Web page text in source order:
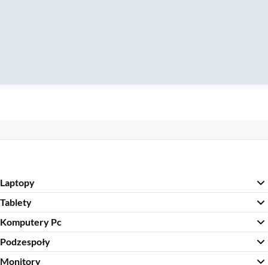
Laptopy
Tablety
Komputery Pc
Podzespoły
Monitory